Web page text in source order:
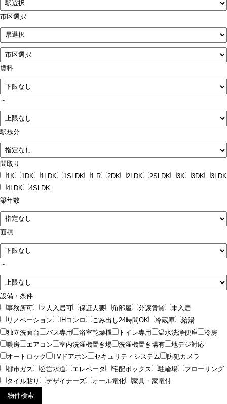
市区選択
賃料
～
駅歩分
間取り
1K
1DK 1LDK 1SLDK 1 R 2DK 2LDK 2SLDK 3K 3DK
3LDK
4LDK
4SLDK
築年数
面積
～
設備・条件
事務所可
２人入居可 保証人要 角部屋 分譲賃貸
未入居
リノベーション
IHコンロ ごみ出し24時間OK 冷蔵庫
給湯
独立洗面台
バス専用 浴室乾燥機 トイレ専用 温水洗浄便座
冷房
暖房
エアコン 室内洗濯機置き場 洗濯機置き場有
地デジ対応
オートロック
TVドアホン セキュリティシステム
防犯カメラ
都市ガス
公営水道 エレベータ 宅配ボックス 駐輪場
フローリング
タイル貼り
デザイナーズ オール電化 家具・家電付